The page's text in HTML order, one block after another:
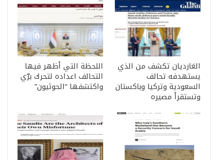
الغارديان تكشف من الذي
يستهدفه تحالف
السعودية وتركيا وباكستان
وتستقرأ مصيره
اللحظة التي أظهر فيها
التحالف اعداده لتحرك برّي
واكتشفها “الحوثيون”